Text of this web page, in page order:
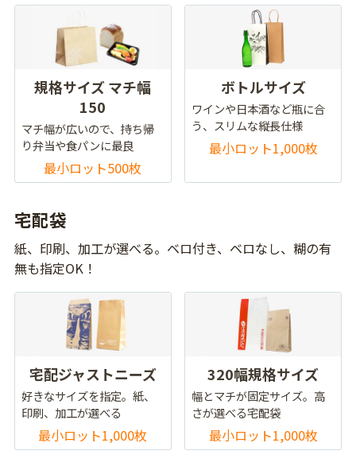
規格サイズ マチ幅
150
マチ幅が広いので、持ち帰
り弁当や食パンに最良
最小ロット500枚
ボトルサイズ
ワインや日本酒など瓶に合
う、スリムな縦長仕様
最小ロット1,000枚
宅配袋
紙、印刷、加工が選べる。ベロ付き、ベロなし、糊の有
無も指定OK！
宅配ジャストニーズ
好きなサイズを指定。紙、
印刷、加工が選べる
最小ロット1,000枚
320幅規格サイズ
幅とマチが固定サイズ。高
さが選べる宅配袋
最小ロット1,000枚